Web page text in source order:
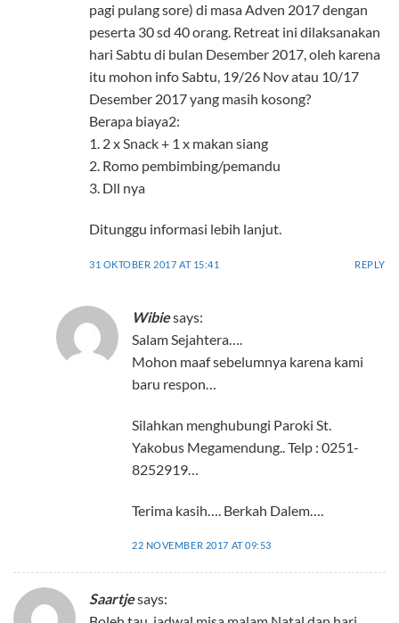
pagi pulang sore) di masa Adven 2017 dengan
peserta 30 sd 40 orang. Retreat ini dilaksanakan
hari Sabtu di bulan Desember 2017, oleh karena
itu mohon info Sabtu, 19/26 Nov atau 10/17
Desember 2017 yang masih kosong?
Berapa biaya2:
1. 2 x Snack + 1 x makan siang
2. Romo pembimbing/pemandu
3. Dll nya
Ditunggu informasi lebih lanjut.
31 OKTOBER 2017 AT 15:41 REPLY
Wibiesays:
Salam Sejahtera….
Mohon maaf sebelumnya karena kami
baru respon…
Silahkan menghubungi Paroki St.
Yakobus Megamendung.. Telp : 0251-
8252919…
Terima kasih…. Berkah Dalem….
22 NOVEMBER 2017 AT 09:53
Saartjesays: